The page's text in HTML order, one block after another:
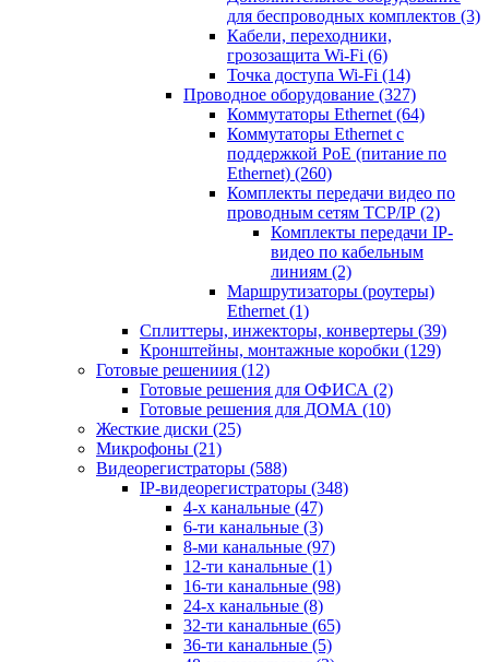
для беспроводных комплектов (3)
Кабели, переходники,
грозозащита Wi-Fi (6)
Точка доступа Wi-Fi (14)
Проводное оборудование (327)
Коммутаторы Ethernet (64)
Коммутаторы Ethernet с
поддержкой PoE (питание по
Ethernet) (260)
Комплекты передачи видео по
проводным сетям TCP/IP (2)
Комплекты передачи IP-
видео по кабельным
линиям (2)
Маршрутизаторы (роутеры)
Ethernet (1)
Сплиттеры, инжекторы, конвертеры (39)
Кронштейны, монтажные коробки (129)
Готовые решениия (12)
Готовые решения для ОФИСА (2)
Готовые решения для ДОМА (10)
Жесткие диски (25)
Микрофоны (21)
Видеорегистраторы (588)
IP-видеорегистраторы (348)
4-х канальные (47)
6-ти канальные (3)
8-ми канальные (97)
12-ти канальные (1)
16-ти канальные (98)
24-х канальные (8)
32-ти канальные (65)
36-ти канальные (5)